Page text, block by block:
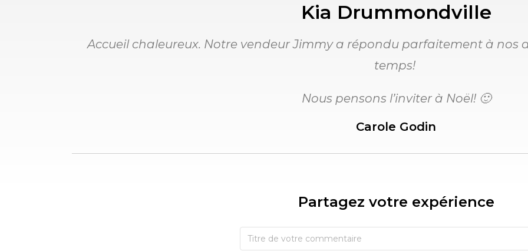
Kia Drummondville
Accueil chaleureux. Notre vendeur Jimmy a répondu parfaitement à nos
temps!
Nous pensons l’inviter à Noël! 🙂
Carole Godin
Partagez votre expérience​